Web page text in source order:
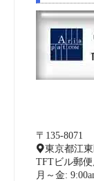
〒135-8071
東京都江
TFTビル郵
月～金: